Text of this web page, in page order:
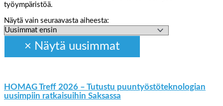
työympäristöä.
Näytä vain seuraavasta aiheesta:
HOMAG Treff 2026 – Tutustu puuntyöstöteknologian
uusimpiin ratkaisuihin Saksassa